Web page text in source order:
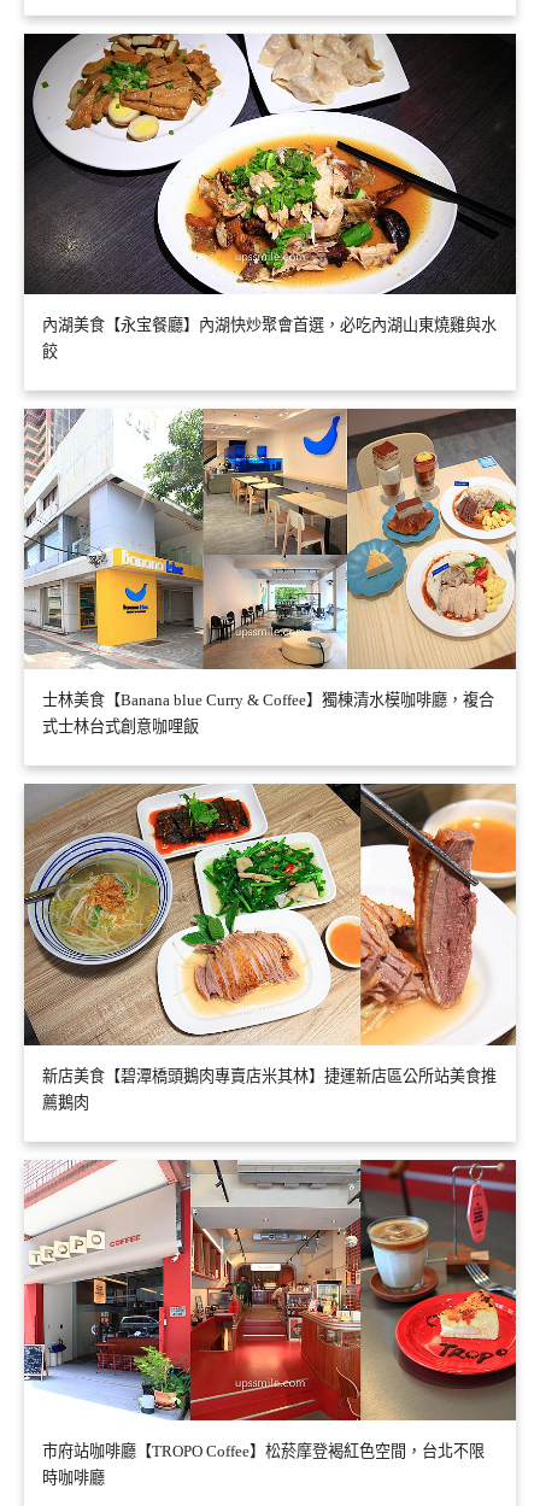
內湖美食【永宝餐廳】內湖快炒聚會首選，必吃內湖山東燒雞與水
餃
士林美食【Banana blue Curry & Coffee】獨棟清水模咖啡廳，複合
式士林台式創意咖哩飯
新店美食【碧潭橋頭鵝肉專賣店米其林】捷運新店區公所站美食推
薦鵝肉
市府站咖啡廳【TROPO Coffee】松菸摩登褐紅色空間，台北不限
時咖啡廳